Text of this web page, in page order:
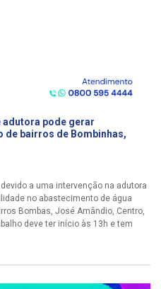
adutora pode gerar
de bairros de Bombinhas,
a uma intervenção na adutora
no abastecimento de água
Bombas, José Amândio, Centro,
deve ter início às 13h e tem